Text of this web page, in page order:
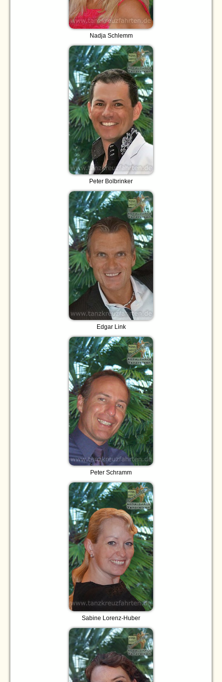
Nadja Schlemm
Peter Bolbrinker
Edgar Link
Peter Schramm
Sabine Lorenz-Huber